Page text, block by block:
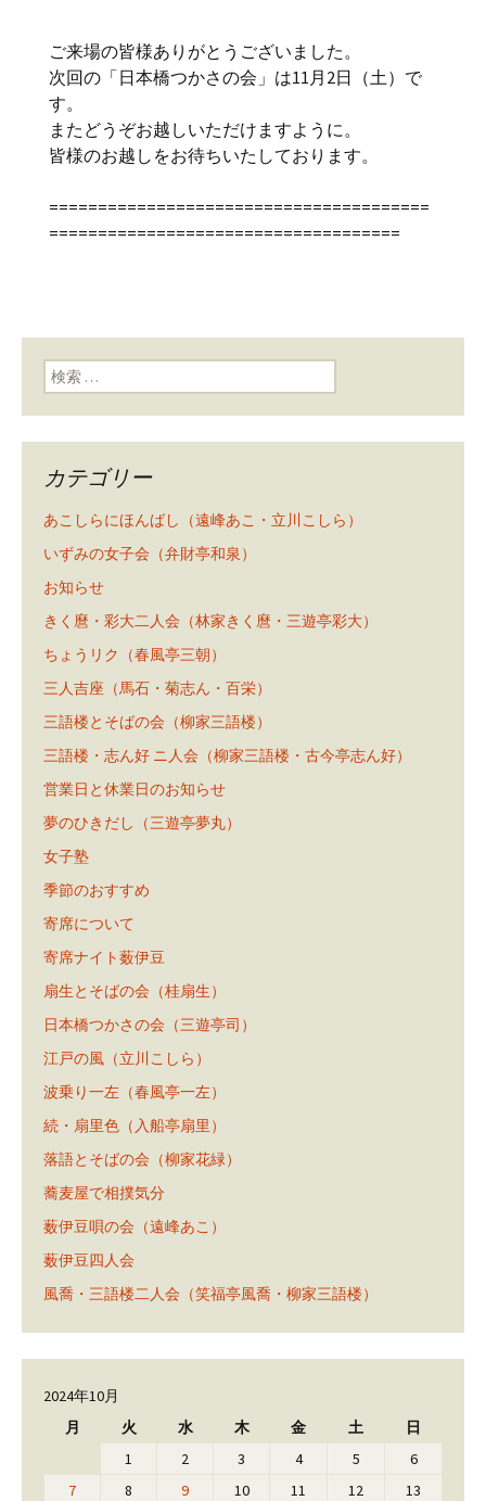
ご来場の皆様ありがとうございました。
次回の「日本橋つかさの会」は11月2日（土）で
す。
またどうぞお越しいただけますように。
皆様のお越しをお待ちいたしております。
=======================================
====================================
検索:
カテゴリー
あこしらにほんばし（遠峰あこ・立川こしら）
いずみの女子会（弁財亭和泉）
お知らせ
きく麿・彩大二人会（林家きく麿・三遊亭彩大）
ちょうリク（春風亭三朝）
三人吉座（馬石・菊志ん・百栄）
三語楼とそばの会（柳家三語楼）
三語楼・志ん好 ニ人会（柳家三語楼・古今亭志ん好）
営業日と休業日のお知らせ
夢のひきだし（三遊亭夢丸）
女子塾
季節のおすすめ
寄席について
寄席ナイト薮伊豆
扇生とそばの会（桂扇生）
日本橋つかさの会（三遊亭司）
江戸の風（立川こしら）
波乗り一左（春風亭一左）
続・扇里色（入船亭扇里）
落語とそばの会（柳家花緑）
蕎麦屋で相撲気分
薮伊豆唄の会（遠峰あこ）
薮伊豆四人会
風喬・三語楼二人会（笑福亭風喬・柳家三語楼）
2024年10月
月
火 水 木 金 土 日
1 2 3 4 5
6
7
8 9 10 11 12
13